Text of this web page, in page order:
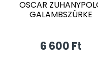
OSCAR
GALAMBSZÜRKE
6 600 Ft